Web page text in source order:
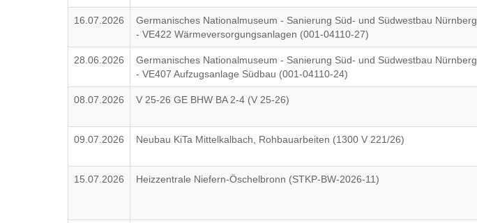
16.07.2026
Germanisches Nationalmuseum - Sanierung Süd- und Südwestbau Nürnberg
- VE422 Wärmeversorgungsanlagen (001-04110-27)
28.06.2026
Germanisches Nationalmuseum - Sanierung Süd- und Südwestbau Nürnberg
- VE407 Aufzugsanlage Südbau (001-04110-24)
08.07.2026 V 25-26 GE BHW BA 2-4 (V 25-26)
09.07.2026 Neubau KiTa Mittelkalbach, Rohbauarbeiten (1300 V 221/26)
15.07.2026 Heizzentrale Niefern-Öschelbronn (STKP-BW-2026-11)